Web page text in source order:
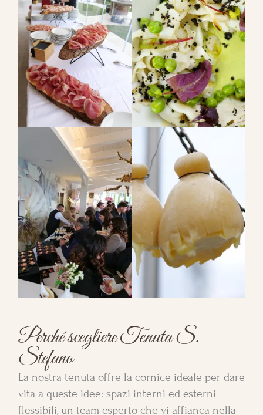
Perché scegliere Tenuta S.
Stefano
La nostra tenuta offre la cornice ideale per dare
vita a queste idee: spazi interni ed esterni
flessibili, un team esperto che vi affianca nella